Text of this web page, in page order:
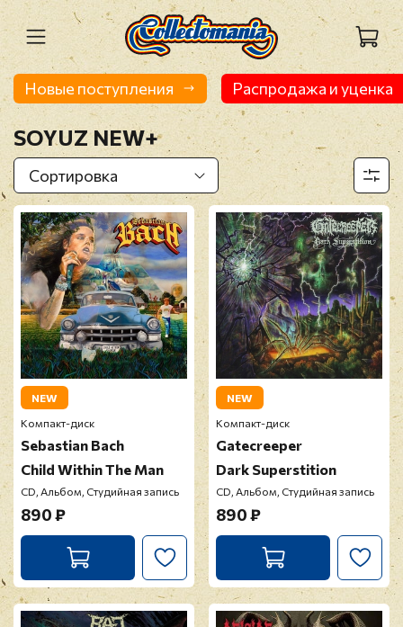
Новые поступления Распродажа и уценка
SOYUZ NEW+
NEW
Компакт-диск
Sebastian Bach
Child Within The Man
CD, Альбом, Студийная запись
890 ₽
NEW
Компакт-диск
Gatecreeper
Dark Superstition
CD, Альбом, Студийная запись
890 ₽